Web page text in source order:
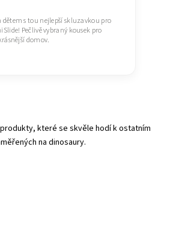
dětem s tou nejlepší skluzavkou pro
Pečlivě vybraný kousek pro
domov.
které se skvěle hodí k ostatním
na dinosaury.